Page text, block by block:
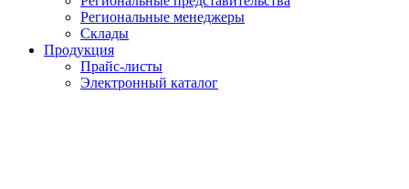
Региональные менеджеры
Склады
Продукция
Прайс-листы
Электронный каталог